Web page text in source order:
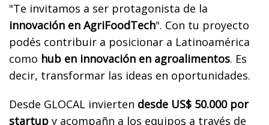
"Te invitamos a ser protagonista de la
innovación en AgriFoodTech". Con tu proyecto
podés contribuir a posicionar a Latinoamérica
como hub en innovación en agroalimentos. Es
decir, transformar las ideas en oportunidades.
Desde GLOCAL invierten desde US$ 50.000 por
startup y acompañn a los equipos a través de